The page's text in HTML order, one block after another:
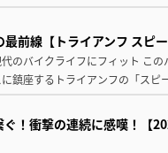
前線【トライアンフ スピ
のバイクライフにフィット こ
鎮座するトライアンフの「ス
！衝撃の連続に感嘆！【